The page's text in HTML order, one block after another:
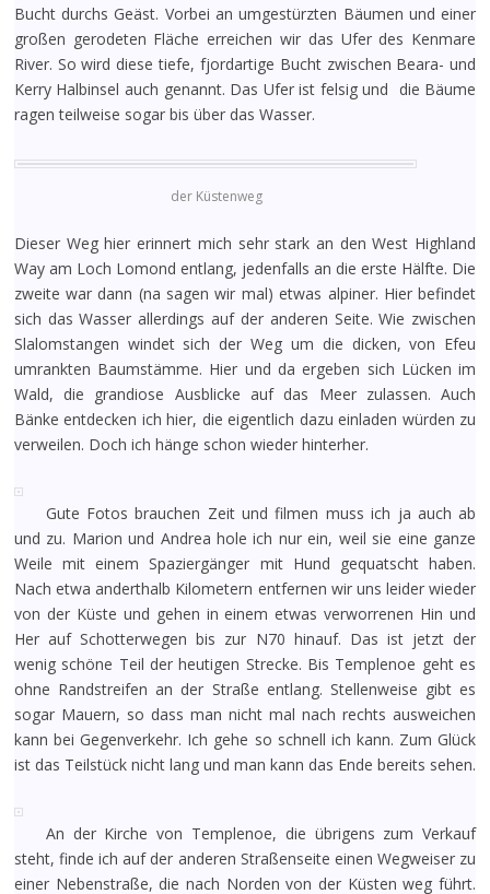
Bucht durchs Geäst. Vorbei an umgestürzten Bäumen und einer
großen gerodeten Fläche erreichen wir das Ufer des Kenmare
River. So wird diese tiefe, fjordartige Bucht zwischen Beara- und
Kerry Halbinsel auch genannt. Das Ufer ist felsig und die Bäume
ragen teilweise sogar bis über das Wasser.
der Küstenweg
Dieser Weg hier erinnert mich sehr stark an den West Highland
Way am Loch Lomond entlang, jedenfalls an die erste Hälfte. Die
zweite war dann (na sagen wir mal) etwas alpiner. Hier befindet
sich das Wasser allerdings auf der anderen Seite. Wie zwischen
Slalomstangen windet sich der Weg um die dicken, von Efeu
umrankten Baumstämme. Hier und da ergeben sich Lücken im
Wald, die grandiose Ausblicke auf das Meer zulassen. Auch
Bänke entdecken ich hier, die eigentlich dazu einladen würden zu
verweilen. Doch ich hänge schon wieder hinterher.
Gute Fotos brauchen Zeit und filmen muss ich ja auch ab
und zu. Marion und Andrea hole ich nur ein, weil sie eine ganze
Weile mit einem Spaziergänger mit Hund gequatscht haben.
Nach etwa anderthalb Kilometern entfernen wir uns leider wieder
von der Küste und gehen in einem etwas verworrenen Hin und
Her auf Schotterwegen bis zur N70 hinauf. Das ist jetzt der
wenig schöne Teil der heutigen Strecke. Bis Templenoe geht es
ohne Randstreifen an der Straße entlang. Stellenweise gibt es
sogar Mauern, so dass man nicht mal nach rechts ausweichen
kann bei Gegenverkehr. Ich gehe so schnell ich kann. Zum Glück
ist das Teilstück nicht lang und man kann das Ende bereits sehen.
An der Kirche von Templenoe, die übrigens zum Verkauf
steht, finde ich auf der anderen Straßenseite einen Wegweiser zu
einer Nebenstraße, die nach Norden von der Küsten weg führt.